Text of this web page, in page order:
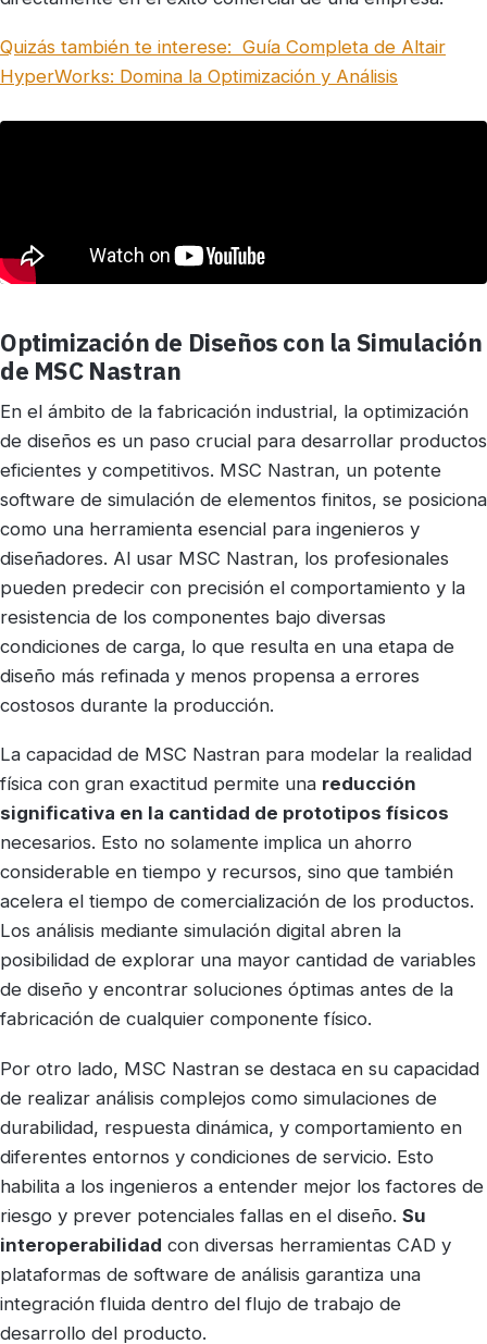
Quizás también te interese: Guía Completa de Altair
HyperWorks: Domina la Optimización y Análisis
Optimización de Diseños con la Simulación
de MSC Nastran
En el ámbito de la fabricación industrial, la optimización
de diseños es un paso crucial para desarrollar productos
eficientes y competitivos. MSC Nastran, un potente
software de simulación de elementos finitos, se posiciona
como una herramienta esencial para ingenieros y
diseñadores. Al usar MSC Nastran, los profesionales
pueden predecir con precisión el comportamiento y la
resistencia de los componentes bajo diversas
condiciones de carga, lo que resulta en una etapa de
diseño más refinada y menos propensa a errores
costosos durante la producción.
La capacidad de MSC Nastran para modelar la realidad
física con gran exactitud permite una reducción
significativa en la cantidad de prototipos físicos
necesarios. Esto no solamente implica un ahorro
considerable en tiempo y recursos, sino que también
acelera el tiempo de comercialización de los productos.
Los análisis mediante simulación digital abren la
posibilidad de explorar una mayor cantidad de variables
de diseño y encontrar soluciones óptimas antes de la
fabricación de cualquier componente físico.
Por otro lado, MSC Nastran se destaca en su capacidad
de realizar análisis complejos como simulaciones de
durabilidad, respuesta dinámica, y comportamiento en
diferentes entornos y condiciones de servicio. Esto
habilita a los ingenieros a entender mejor los factores de
riesgo y prever potenciales fallas en el diseño. Su
interoperabilidad con diversas herramientas CAD y
plataformas de software de análisis garantiza una
integración fluida dentro del flujo de trabajo de
desarrollo del producto.